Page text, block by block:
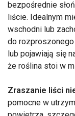
bezpośrednie
liście. Idealnym
wschodni lub
do rozproszonego
lub pojawiają się
że roślina stoi w
Zraszanie liści
pomocne w